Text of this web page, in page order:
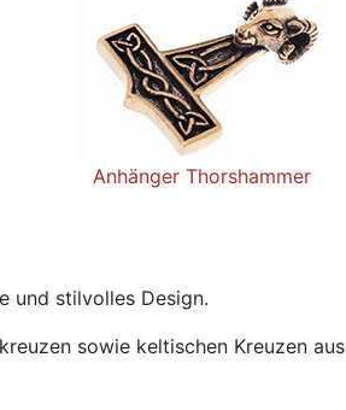
Anhänger Thorshammer
und stilvolles Design.
sowie keltischen Kreuzen aus